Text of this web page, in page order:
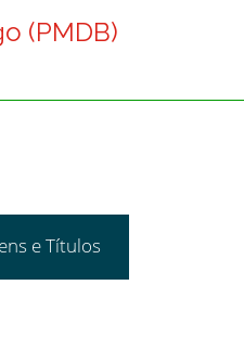
(PMDB)
e Títulos